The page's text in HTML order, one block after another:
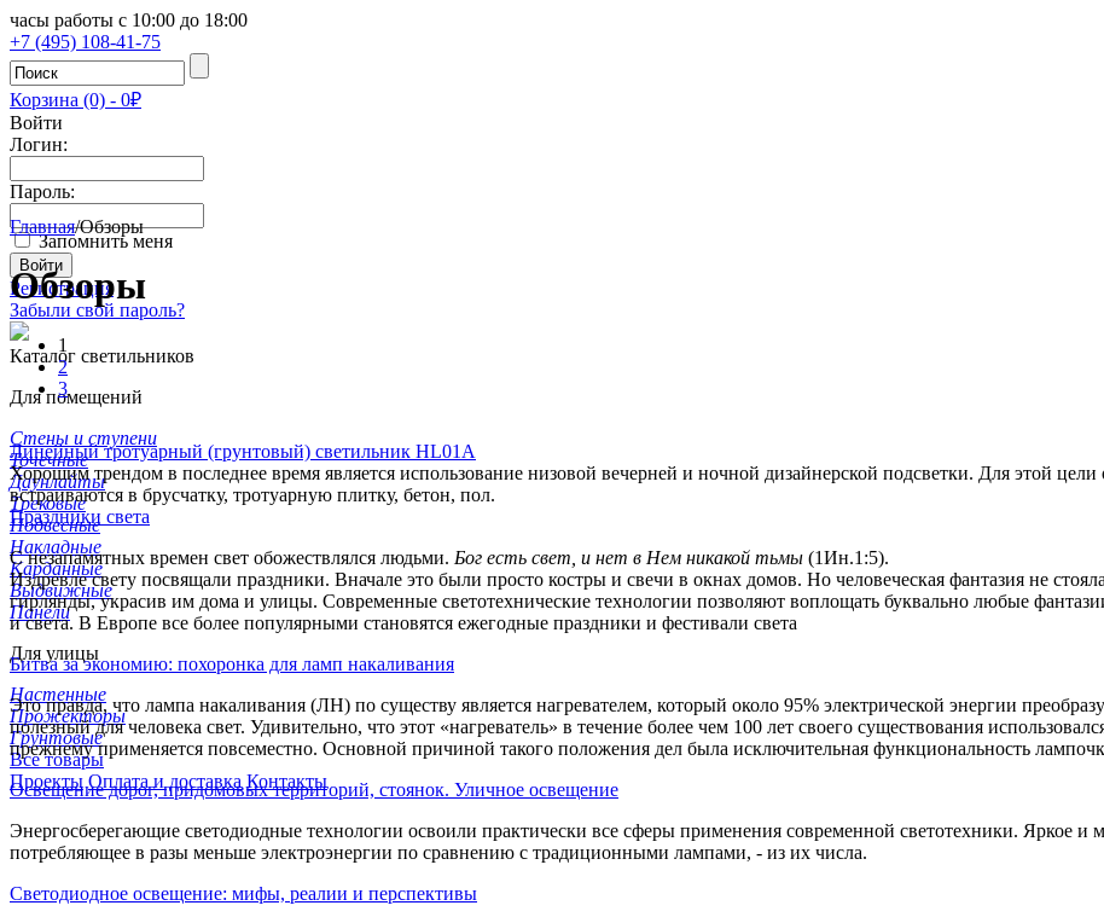
часы работы с 10:00 до 18:00
+7 (495) 108-41-75
Корзина (0) - 0₽
Войти
Логин:
Пароль:
Запомнить меня
Регистрация
Забыли свой пароль?
Каталог светильников
Для помещений
Стены и ступени
Точечные
Даунлайты
Трековые
Подвесные
Накладные
Карданные
Выдвижные
Панели
Для улицы
Настенные
Прожекторы
Грунтовые
Все товары
Проекты Оплата и доставка Контакты
Главная/Обзоры
Обзоры
1
2
3
Линейный тротуарный (грунтовый) светильник HL01A
Хорошим трендом в последнее время является использование низовой вечерней и ночной дизайнерской подсветки. Для этой
встраиваются в брусчатку, тротуарную плитку, бетон, пол.
Праздники света
С незапамятных времен свет обожествлялся людьми. Бог есть свет, и нет в Нем никакой тьмы (1Ин.1:5).
Издревле свету посвящали праздники. Вначале это были просто костры и свечи в окнах домов. Но человеческая фантазия не
гирлянды, украсив им дома и улицы. Современные светотехнические технологии позволяют воплощать буквально любые
и света. В Европе все более популярными становятся ежегодные праздники и фестивали света
Битва за экономию: похоронка для ламп накаливания
Это правда, что лампа накаливания (ЛН) по существу является нагревателем, который около 95% электрической энергии
полезный для человека свет. Удивительно, что этот «нагреватель» в течение более чем 100 лет своего существования
прежнему применяется повсеместно. Основной причиной такого положения дел была исключительная функциональность
Освещение дорог, придомовых территорий, стоянок. Уличное освещение
Энергосберегающие светодиодные технологии освоили практически все сферы применения современной светотехники. Яркое
потребляющее в разы меньше электроэнергии по сравнению с традиционными лампами, - из их числа.
Светодиодное освещение: мифы, реалии и перспективы